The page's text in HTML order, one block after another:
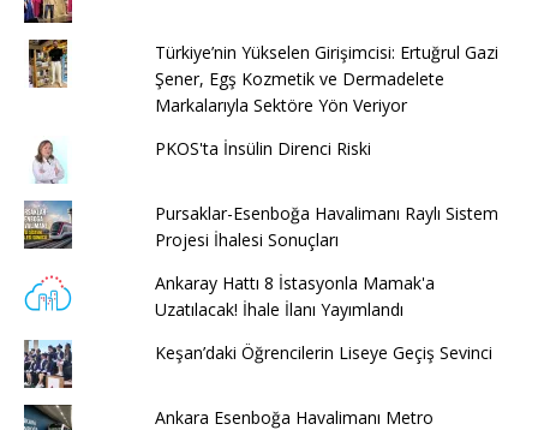
Türkiye’nin Yükselen Girişimcisi: Ertuğrul Gazi
Şener, Egş Kozmetik ve Dermadelete
Markalarıyla Sektöre Yön Veriyor
PKOS'ta İnsülin Direnci Riski
Pursaklar-Esenboğa Havalimanı Raylı Sistem
Projesi İhalesi Sonuçları
Ankaray Hattı 8 İstasyonla Mamak'a
Uzatılacak! İhale İlanı Yayımlandı
Keşan’daki Öğrencilerin Liseye Geçiş Sevinci
Ankara Esenboğa Havalimanı Metro